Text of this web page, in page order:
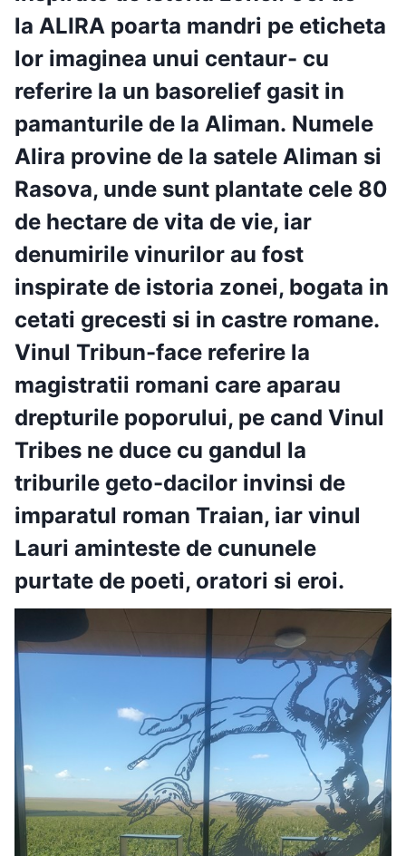
la ALIRApoarta mandri pe eticheta
lor imaginea unui centaur- cu
referire la un basorelief gasit in
pamanturile de la Aliman. Numele
Alira provine de la satele Aliman si
Rasova, unde sunt plantate cele 80
de hectare de vita de vie, iar
denumirile vinurilor au fost
inspirate de istoria zonei, bogata in
cetati grecesti si in castre romane.
Vinul Tribun-face referire la
magistratii romani care aparau
drepturile poporului, pe cand Vinul
Tribes ne duce cu gandul la
triburile geto-dacilor invinsi de
imparatul roman Traian, iar vinul
Lauri aminteste de cununele
purtate de poeti, oratori si eroi.